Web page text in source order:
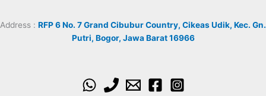
Address : RFP 6 No. 7 Grand Cibubur Country, Cikeas Udik, Kec. Gn.
Putri, Bogor, Jawa Barat 16966